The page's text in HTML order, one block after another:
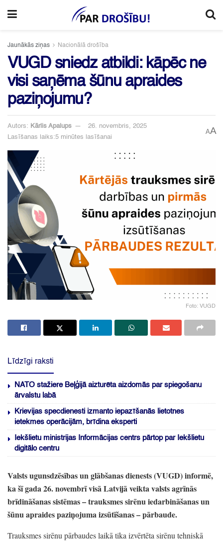
Jaunākās ziņas Nacionālā drošība
VUGD sniedz atbildi: kāpēc ne
visi saņēma šūnu apraides
paziņojumu?
Autors: Kārlis Apalups
26. novembris, 2025
Lasīšanas laiks:5 minūtes lasīšanai
AA
Foto: VUGD
Līdzīgi raksti
NATO stažiere Beļģijā aizturēta aizdomās par spiegošanu
ārvalstu labā
Krievijas specdienesti izmanto iepazīšanās lietotnes
ietekmes operācijām, brīdina eksperti
Iekšlietu ministrijas Informācijas centrs pārtop par Iekšlietu
digitālo centru
Valsts ugunsdzēsības un glābšanas dienests(VUGD)informē,
ka šī gada 26.novembrī visā Latvijā veikta valsts agrīnās
brīdināšanas sistēmas– trauksmes sirēnu iedarbināšanas un
šūnu apraides paziņojuma izsūtīšanas– pārbaude.
Trauksmes sirēnu pārbaudes laikā tika izvērtēta sirēnu tehniskā